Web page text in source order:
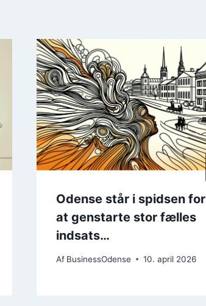
Odense står i spidsen for
at genstarte stor fælles
indsats…
Af BusinessOdense 10. april 2026